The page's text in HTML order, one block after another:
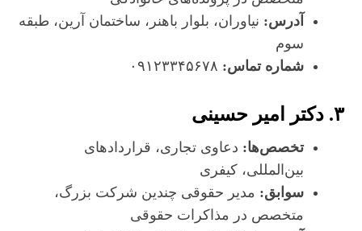
آدرس: نیاوران، بلوار باهنر، ساختمان آرین، طبقه
سوم
شماره تماس:
۳. دکتر امیر حسینی
تخصص‌ها: دعاوی تجاری، قراردادهای
بین‌المللی، کیفری
سوابق: مدیر حقوقی چندین شرکت بزرگ،
متخصص در مذاکرات حقوقی